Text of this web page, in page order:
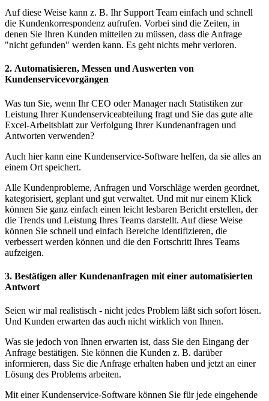
Auf diese Weise kann z. B. Ihr Support Team einfach und schnell
die Kundenkorrespondenz aufrufen. Vorbei sind die Zeiten, in
denen Sie Ihren Kunden mitteilen zu müssen, dass die Anfrage
"nicht gefunden" werden kann. Es geht nichts mehr verloren.
2. Automatisieren, Messen und Auswerten von
Kundenservicevorgängen
Was tun Sie, wenn Ihr CEO oder Manager nach Statistiken zur
Leistung Ihrer Kundenserviceabteilung fragt und Sie das gute alte
Excel-Arbeitsblatt zur Verfolgung Ihrer Kundenanfragen und
Antworten verwenden?
Auch hier kann eine Kundenservice-Software helfen, da sie alles an
einem Ort speichert.
Alle Kundenprobleme, Anfragen und Vorschläge werden geordnet,
kategorisiert, geplant und gut verwaltet. Und mit nur einem Klick
können Sie ganz einfach einen leicht lesbaren Bericht erstellen, der
die Trends und Leistung Ihres Teams darstellt. Auf diese Weise
können Sie schnell und einfach Bereiche identifizieren, die
verbessert werden können und die den Fortschritt Ihres Teams
aufzeigen.
3. Bestätigen aller Kundenanfragen mit einer automatisierten
Antwort
Seien wir mal realistisch - nicht jedes Problem läßt sich sofort lösen.
Und Kunden erwarten das auch nicht wirklich von Ihnen.
Was sie jedoch von Ihnen erwarten ist, dass Sie den Eingang der
Anfrage bestätigen. Sie können die Kunden z. B. darüber
informieren, dass Sie die Anfrage erhalten haben und jetzt an einer
Lösung des Problems arbeiten.
Mit einer Kundenservice-Software können Sie für jede eingehende